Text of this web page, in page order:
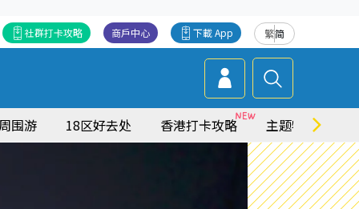
繁简
下載 App
商戶中心
社群打卡攻略
围游 18区好去处 香港打卡攻略 主题特集